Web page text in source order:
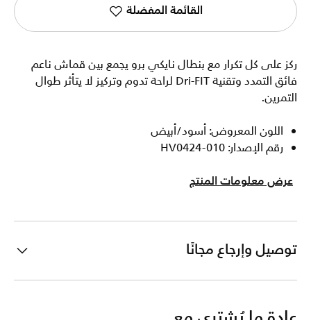
القائمة المفضلة
ركز على كل تكرار مع بنطال نايكي برو يجمع بين قماش ناعم
فائق التمدد وتقنية Dri-FIT لراحة تدوم وتركيز لا يتأثر طوال
التمرين.
اللون المعروض: أسود/أبيض
رقم الإصدار: HV0424-010
عرض معلومات المنتج
توصيل وإرجاع مجانًا